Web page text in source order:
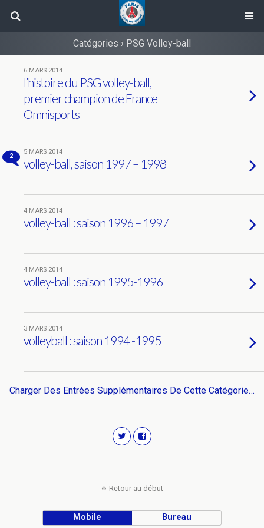
Catégories › PSG Volley-ball
6 MARS 2014
l’histoire du PSG volley-ball,
premier champion de France
Omnisports
2
5 MARS 2014
volley-ball, saison 1997 – 1998
4 MARS 2014
volley-ball : saison 1996 – 1997
4 MARS 2014
volley-ball : saison 1995-1996
3 MARS 2014
volleyball : saison 1994 -1995
Charger Des Entrées Supplémentaires De Cette Catégorie…
Retour au début
Mobile Bureau